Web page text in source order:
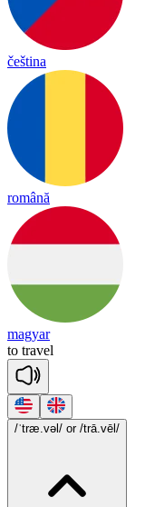
čeština
română
magyar
to travel
/ˈtræ.vəl/ or /trā.vēl/